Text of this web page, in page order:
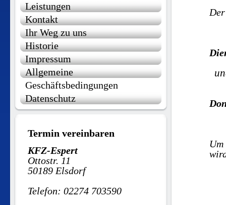
Leistungen
Kontakt
Ihr Weg zu uns
Historie
Impressum
Allgemeine
Geschäftsbedingungen
Datenschutz
Termin vereinbaren
KFZ-Espert
Ottostr. 11
50189 Elsdorf
Telefon: 02274 703590